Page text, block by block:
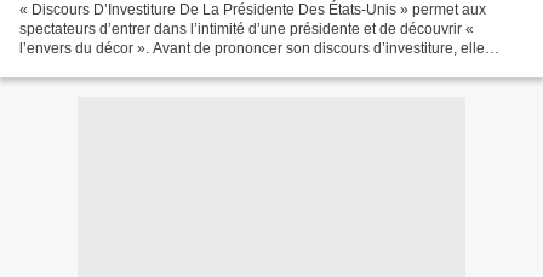
« Discours D’Investiture De La Présidente Des États-Unis » permet aux
spectateurs d’entrer dans l’intimité d’une présidente et de découvrir «
l’envers du décor ». Avant de prononcer son discours d’investiture, elle